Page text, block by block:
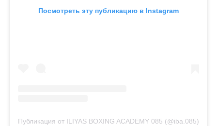
Посмотреть эту публикацию в Instagram
Публикация от ILIYAS BOXING ACADEMY 085 (@iba.085)